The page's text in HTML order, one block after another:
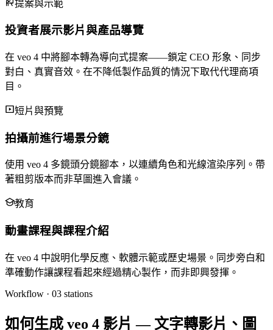
提案與示範
投資者展示影片與產品導覽
在 veo 4 中將腳本轉為導向式提案——鎖定 CEO 形象、同步
對白、真實音效。在不降低製作品質的情況下取代代理商項
目。
短片與預覽
拍攝前進行場景分鏡
使用 veo 4 多鏡頭分鏡腳本，以連續角色和光線渲染序列。帶
著粗剪版本而非草圖進入會議。
教育
動畫課程與課程介紹
在 veo 4 中說明化學反應、軟體示範或歷史場景。同步旁白和
準確動作讓課程看起來經過精心製作，而非即興發揮。
Workflow · 03 stations
如何生成 veo 4 影片 — 文字轉影片、圖